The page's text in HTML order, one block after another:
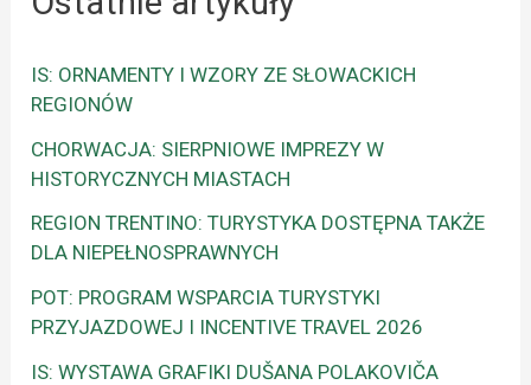
IS: ORNAMENTY I WZORY ZE SŁOWACKICH
REGIONÓW
CHORWACJA: SIERPNIOWE IMPREZY W
HISTORYCZNYCH MIASTACH
REGION TRENTINO: TURYSTYKA DOSTĘPNA TAKŻE
DLA NIEPEŁNOSPRAWNYCH
POT: PROGRAM WSPARCIA TURYSTYKI
PRZYJAZDOWEJ I INCENTIVE TRAVEL 2026
IS: WYSTAWA GRAFIKI DUŠANA POLAKOVIČA